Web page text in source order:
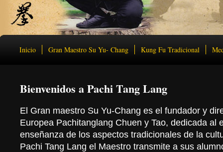
Inicio Gran Maestro Su Yu- Chang Kung Fu Tradicional
Bienvenidos a Pachi Tang Lang
El Gran maestro Su Yu-Chang es el fundador y
Europea Pachitanglang Chuen y Tao, dedicada al
enseñanza de los aspectos tradicionales de la
Pachi Tang Lang el Maestro transmite a sus